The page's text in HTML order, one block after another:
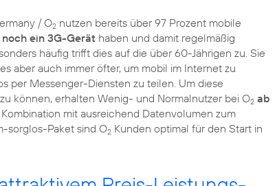
/ O2 nutzen bereits über 97 Prozent mobile
noch ein 3G-Gerät haben und damit regelmäßig
häufig trifft dies auf die über 60-Jährigen zu. Sie
aber auch immer öfter, um mobil im Internet zu
per Messenger-Diensten zu teilen. Um diese
können, erhalten Wenig- und Normalnutzer bei O2 ab
Kombination mit ausreichend Datenvolumen zum
sorglos-Paket sind O2 Kunden optimal für den Start in